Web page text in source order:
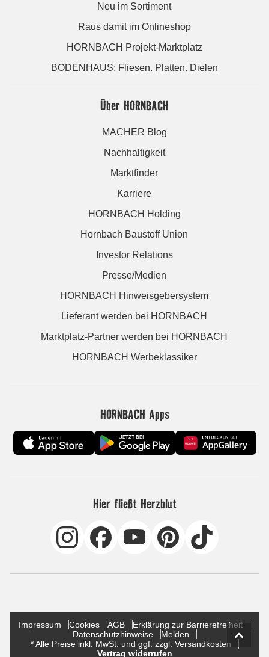
Neu im Sortiment
Raus damit im Onlineshop
HORNBACH Projekt-Marktplatz
BODENHAUS: Fliesen. Platten. Dielen
Über HORNBACH
MACHER Blog
Nachhaltigkeit
Marktfinder
Karriere
HORNBACH Holding
Hornbach Baustoff Union
Investor Relations
Presse/Medien
HORNBACH Hinweisgebersystem
Lieferant werden bei HORNBACH
Marktplatz-Partner werden bei HORNBACH
HORNBACH Werbeklassiker
HORNBACH Apps
Hier fließt Herzblut
Impressum Cookies AGB
Erklärung zur Barrierefreiheit
Datenschutzhinweise
Melden
* Alle Preise inkl. MwSt. und ggf. zzgl. Versandkosten
Vertrag widerrufen